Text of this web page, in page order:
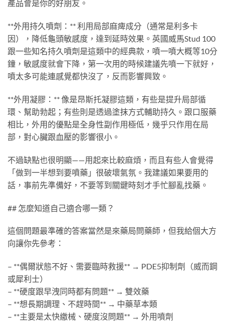
產品會是你的好朋友。
**外用持久噴劑：** 利用局部麻痺成分（通常是利多卡
因），降低龜頭敏感度，達到延時效果。英國威馬Stud 100
跟一些知名持久噴劑是這類中的經典款，噴一噴大概等10分
鐘，敏感度就會下降，第一次用的時候建議先噴一下就好，
噴太多可能連感覺都快沒了，反而影響興致。
**外用凝膠：** 像是昂斯托凝膠這類，有些是提升局部循
環、幫助勃起；有些則是透過塗抹方式輔助持久。跟口服藥
相比，外用的優點是全身性副作用極低，幾乎只作用在局
部，對心臟跟血壓的影響很小。
不過缺點也很明顯——用起來比較麻煩，而且有些人會覺得
「做到一半想到要噴藥」很破壞氣氛。我建議如果要用的
話，事前先準備好，不要等到關鍵時刻才手忙腳亂找藥。
## 怎麼知道自己適合哪一類？
這個問題最準確的答案當然是來藥局問藥師，但我給個大方
向讓你先參考：
– **偶爾狀態不好、需要臨時救援** → PDE5抑制劑（威而鋼
或犀利士）
– **硬度跟早洩同時都有問題** → 雙效藥
– **想長期調理、不趕時間** → 中藥草本類
– **主要是太快繳械、硬度沒問題** → 外用噴劑